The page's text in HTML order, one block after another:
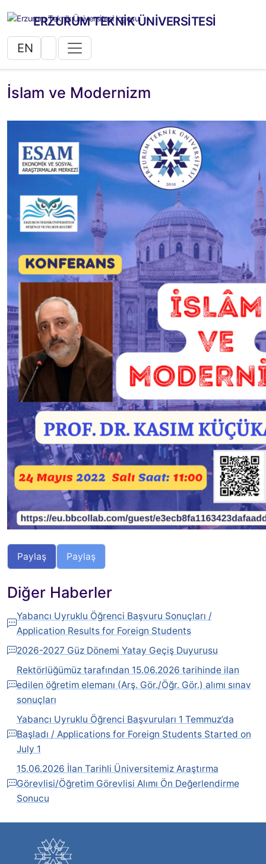
ERZURUM TEKNİK ÜNİVERSİTESİ
EN
İslam ve Modernizm
Paylaş Paylaş
Diğer Haberler
Yabancı Uyruklu Öğrenci Başvuru Sonuçları /
Application Results for Foreign Students
2026-2027 Güz Dönemi Yatay Geçiş Duyurusu
Rektörlüğümüz tarafından 15.06.2026 tarihinde ilan
edilen öğretim elemanı (Arş. Gör./Öğr. Gör.) alımı sınav
sonuçları
Yabancı Uyruklu Öğrenci Başvuruları 1 Temmuz’da
Başladı / Applications for Foreign Students Started on
July 1
15.06.2026 İlan Tarihli Üniversitemiz Araştırma
Görevlisi/Öğretim Görevlisi Alımı Ön Değerlendirme
Sonucu